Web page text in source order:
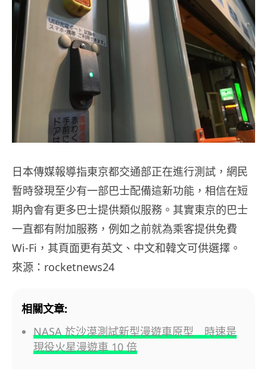
日本傳媒報導指東京都交通部正在進行測試，網民
暫時發現至少有一部巴士配備這新功能，相信在短
期內會有更多巴士提供類似服務。其實東京的巴士
一直都有附加服務，例如之前就為乘客提供免費
Wi-Fi，其頁面更有英文、中文和韓文可供選擇。
來源：rocketnews24
相關文章:
NASA 於沙漠測試新型漫遊車原型 時速是
現役火星漫遊車 10 倍